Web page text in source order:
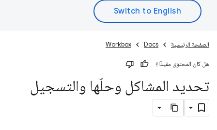
الصفحة الرئيسية Docs
Workbox
هل كان المحتوى مفيدًا؟
تحديد المشاكل وحلّها والتسجيل